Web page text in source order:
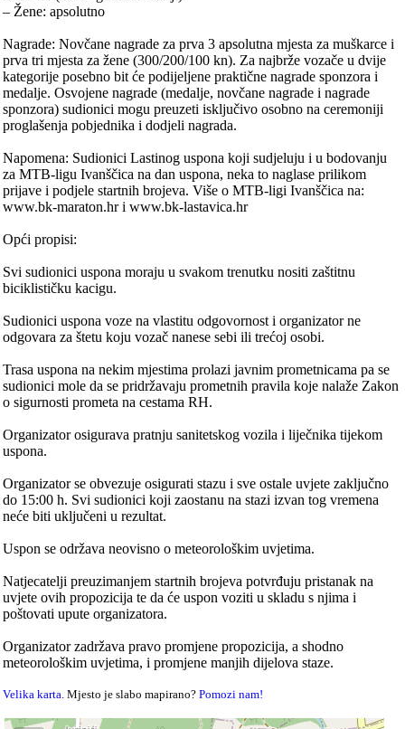
– Žene: apsolutno
Nagrade: Novčane nagrade za prva 3 apsolutna mjesta za muškarce i
prva tri mjesta za žene (300/200/100 kn). Za najbrže vozače u dvije
kategorije posebno bit će podijeljene praktične nagrade sponzora i
medalje. Osvojene nagrade (medalje, novčane nagrade i nagrade
sponzora) sudionici mogu preuzeti isključivo osobno na ceremoniji
proglašenja pobjednika i dodjeli nagrada.
Napomena: Sudionici Lastinog uspona koji sudjeluju i u bodovanju
za MTB-ligu Ivanščica na dan uspona, neka to naglase prilikom
prijave i podjele startnih brojeva. Više o MTB-ligi Ivanščica na:
www.bk-maraton.hr i www.bk-lastavica.hr
Opći propisi:
Svi sudionici uspona moraju u svakom trenutku nositi zaštitnu
biciklističku kacigu.
Sudionici uspona voze na vlastitu odgovornost i organizator ne
odgovara za štetu koju vozač nanese sebi ili trećoj osobi.
Trasa uspona na nekim mjestima prolazi javnim prometnicama pa se
sudionici mole da se pridržavaju prometnih pravila koje nalaže Zakon
o sigurnosti prometa na cestama RH.
Organizator osigurava pratnju sanitetskog vozila i liječnika tijekom
uspona.
Organizator se obvezuje osigurati stazu i sve ostale uvjete zaključno
do 15:00 h. Svi sudionici koji zaostanu na stazi izvan tog vremena
neće biti uključeni u rezultat.
Uspon se održava neovisno o meteorološkim uvjetima.
Natjecatelji preuzimanjem startnih brojeva potvrđuju pristanak na
uvjete ovih propozicija te da će uspon voziti u skladu s njima i
poštovati upute organizatora.
Organizator zadržava pravo promjene propozicija, a shodno
meteorološkim uvjetima, i promjene manjih dijelova staze.
Velika karta . Mjesto je slabo mapirano?Pomozi nam!